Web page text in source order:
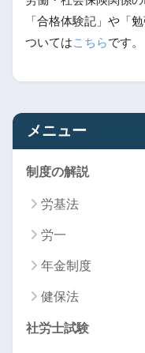
「合格体験記」や「
ついてはこちらです。
メニュー
制度の解説
労基法
労一
年金制度
健保法
社労士試験